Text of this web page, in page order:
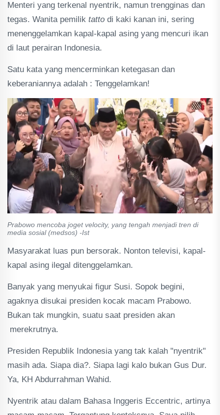
Menteri yang terkenal nyentrik, namun trengginas dan
tegas. Wanita pemilik tatto di kaki kanan ini, sering
menenggelamkan kapal-kapal asing yang mencuri ikan
di laut perairan Indonesia.
Satu kata yang mencerminkan ketegasan dan
keberaniannya adalah : Tenggelamkan!
Prabowo mencoba joget velocity, yang tengah menjadi tren di
media sosial (medsos) -Ist
Masyarakat luas pun bersorak. Nonton televisi, kapal-
kapal asing ilegal ditenggelamkan.
Banyak yang menyukai figur Susi. Sopok begini,
agaknya disukai presiden kocak macam Prabowo.
Bukan tak mungkin, suatu saat presiden akan
merekrutnya.
Presiden Republik Indonesia yang tak kalah "nyentrik"
masih ada. Siapa dia?. Siapa lagi kalo bukan Gus Dur.
Ya, KH Abdurrahman Wahid.
Nyentrik atau dalam Bahasa Inggeris Eccentric, artinya